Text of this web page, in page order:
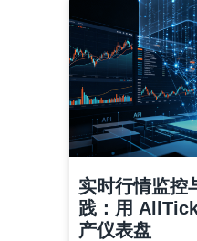
实时行情监控
践：用
产仪表盘